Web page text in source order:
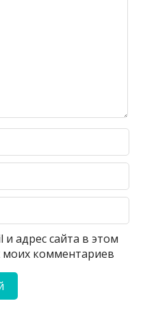
адрес сайта в этом
моих комментариев